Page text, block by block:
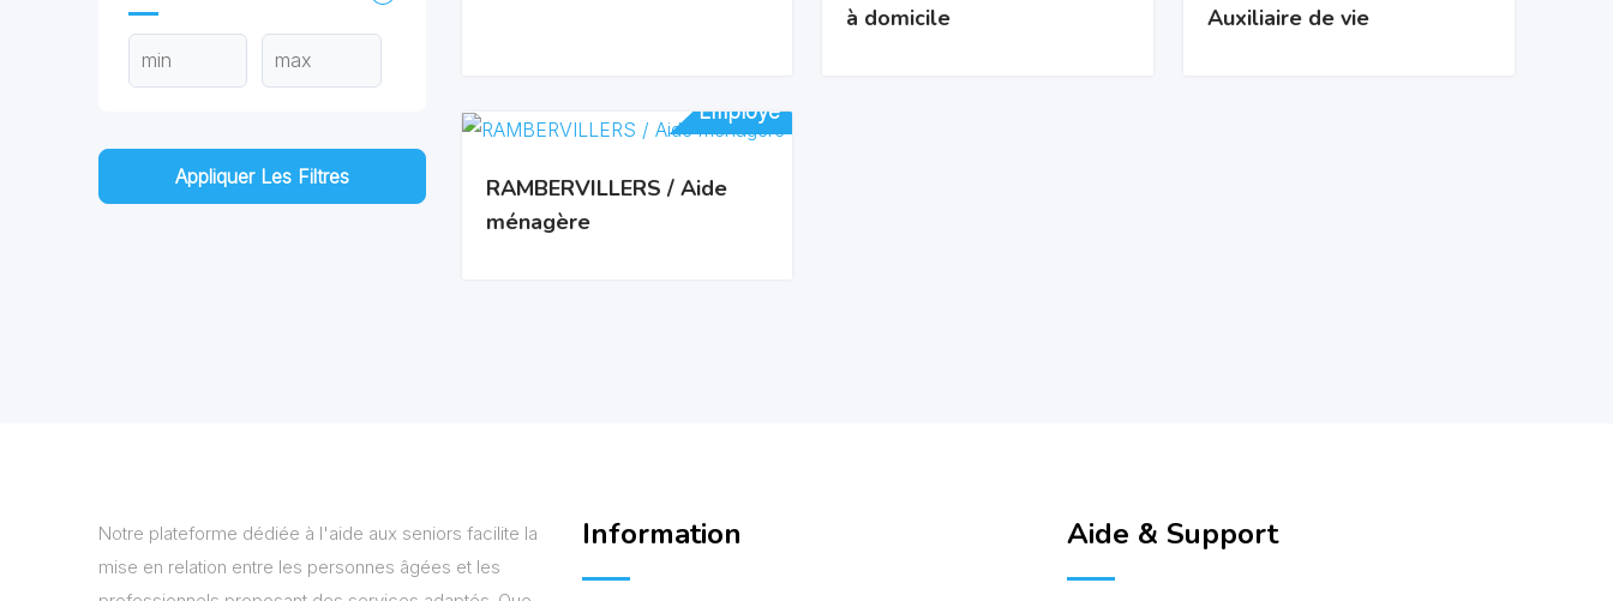
Appliquer Les Filtres
à domicile
Auxiliaire de vie
Employé
Employé
RAMBERVILLERS / Aide
ménagère
Notre plateforme dédiée à l'aide aux seniors facilite la
mise en relation entre les personnes âgées et les
Information Aide & Support